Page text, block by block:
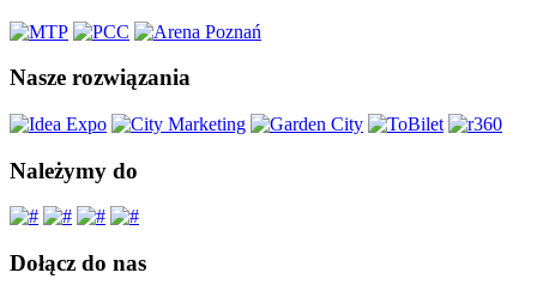
Nasze rozwiązania
Należymy do
Dołącz do nas